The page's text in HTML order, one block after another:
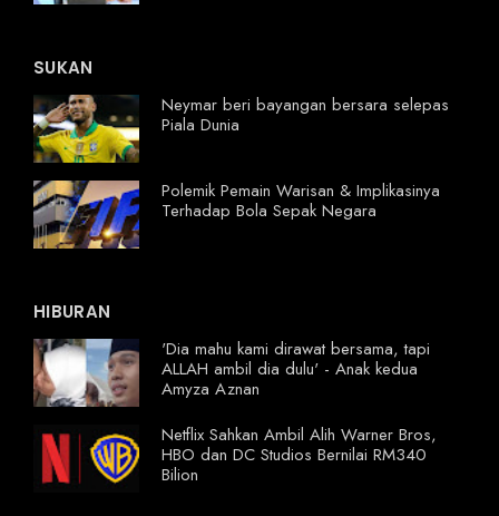
SUKAN
Neymar beri bayangan bersara selepas
Piala Dunia
Polemik Pemain Warisan & Implikasinya
Terhadap Bola Sepak Negara
HIBURAN
'Dia mahu kami dirawat bersama, tapi
ALLAH ambil dia dulu' - Anak kedua
Amyza Aznan
Netflix Sahkan Ambil Alih Warner Bros,
HBO dan DC Studios Bernilai RM340
Bilion